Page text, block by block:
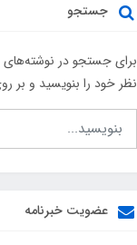
جستجو
برای جستجو در
نظر خود را بنویسید و بر
عضویت خبرنامه